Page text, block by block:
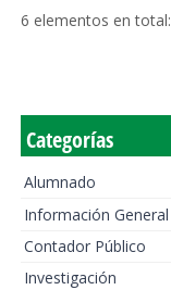
6 elementos en total:
Categorías
Alumnado
Información General
Contador Público
Investigación